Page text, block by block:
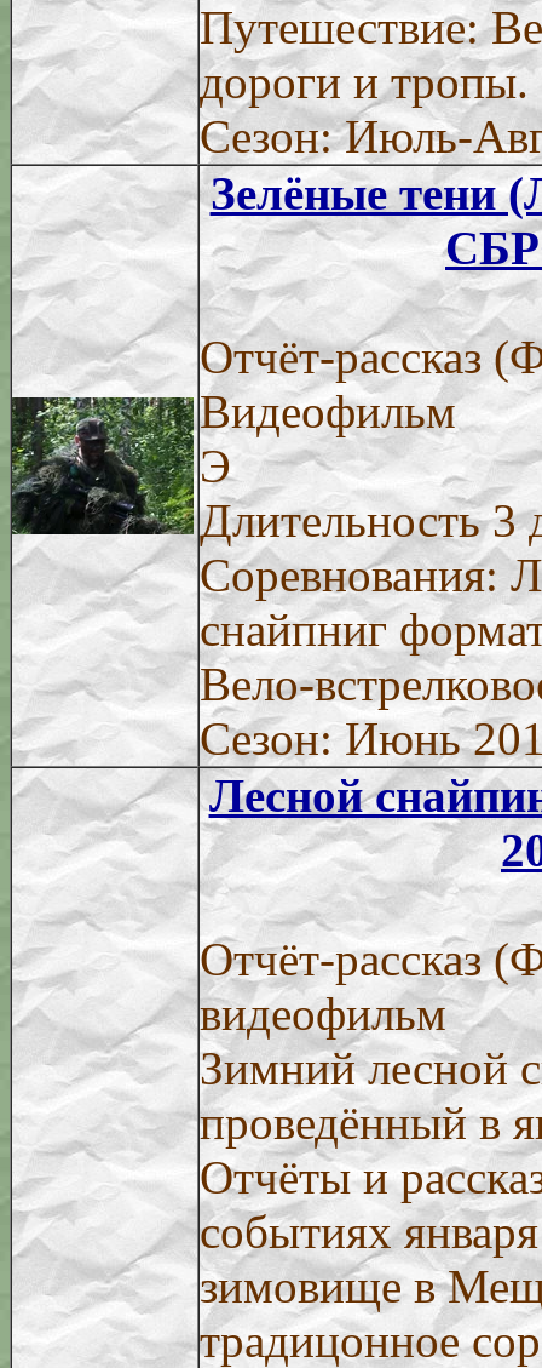
Путешествие:
дороги и тропы.
Сезон: Июль-
Зелёные тени
Отчёт-рассказ
Видеофильм
Э
Длительность 3
Соревнования:
снайпниг
Вело-
Сезон: Июнь
Лесной
Отчёт-рассказ
видеофильм
Зимний лесной
проведённый в
Отчёты и
событиях
зимовище в
традицонное